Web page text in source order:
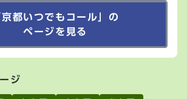
京都いつでもコール」の
ページを見る
ジ